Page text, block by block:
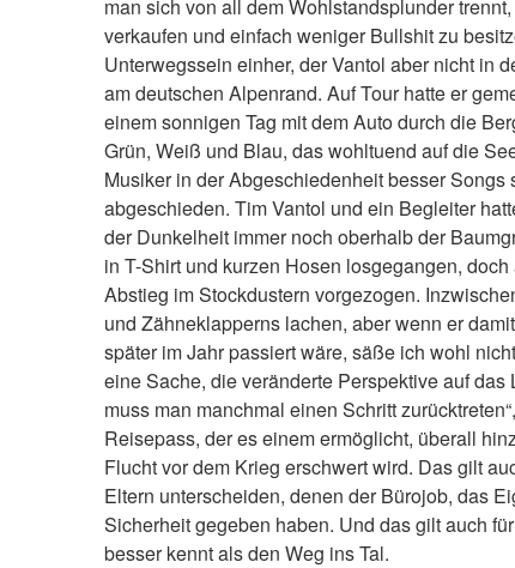
man sich von all dem Wohlstandsplunder
verkaufen und einfach weniger Bullshit zu
Unterwegssein einher, der Vantol aber nicht in
am deutschen Alpenrand. Auf Tour hatte er
einem sonnigen Tag mit dem Auto durch die
Grün, Weiß und Blau, das wohltuend auf die
Musiker in der Abgeschiedenheit besser
abgeschieden. Tim Vantol und ein Begleiter
der Dunkelheit immer noch oberhalb der
in T-Shirt und kurzen Hosen losgegangen,
Abstieg im Stockdustern vorgezogen.
und Zähneklapperns lachen, aber wenn er
später im Jahr passiert wäre, säße ich wohl
eine Sache, die veränderte Perspektive auf
muss man manchmal einen Schritt
Reisepass, der es einem ermöglicht, überall
Flucht vor dem Krieg erschwert wird. Das gilt
Eltern unterscheiden, denen der Bürojob, das
Sicherheit gegeben haben. Und das gilt auch
besser kennt als den Weg ins Tal.